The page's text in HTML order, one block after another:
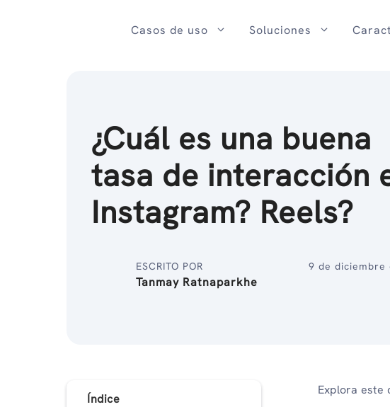
Casos de uso Soluciones
¿Cuál es una buena
tasa de interacción
Instagram? Reels?
ESCRITO POR
Tanmay Ratnaparkhe
9 de diciembre
Índice
Explora este